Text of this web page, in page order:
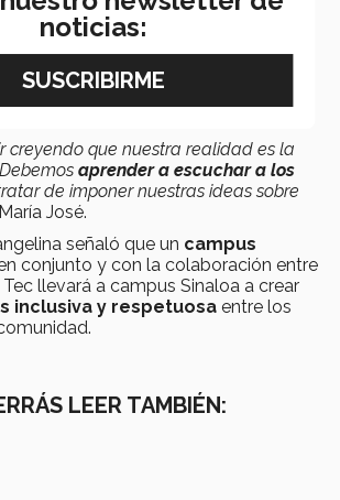
José visualiza a
mantener una mente abierta,
y
el
creyendo que nuestra realidad es la
aprender a escuchar a los
de imponer nuestras ideas sobre
José.
señaló que un campus
conjunto y con la colaboración entre
llevará a campus Sinaloa a crear
inclusiva y respetuosa entre los
LEER TAMBIÉN:
noticias: